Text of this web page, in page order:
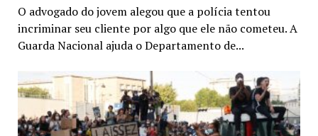
O advogado do jovem alegou que a polícia tentou
incriminar seu cliente por algo que ele não cometeu. A
Guarda Nacional ajuda o Departamento de...